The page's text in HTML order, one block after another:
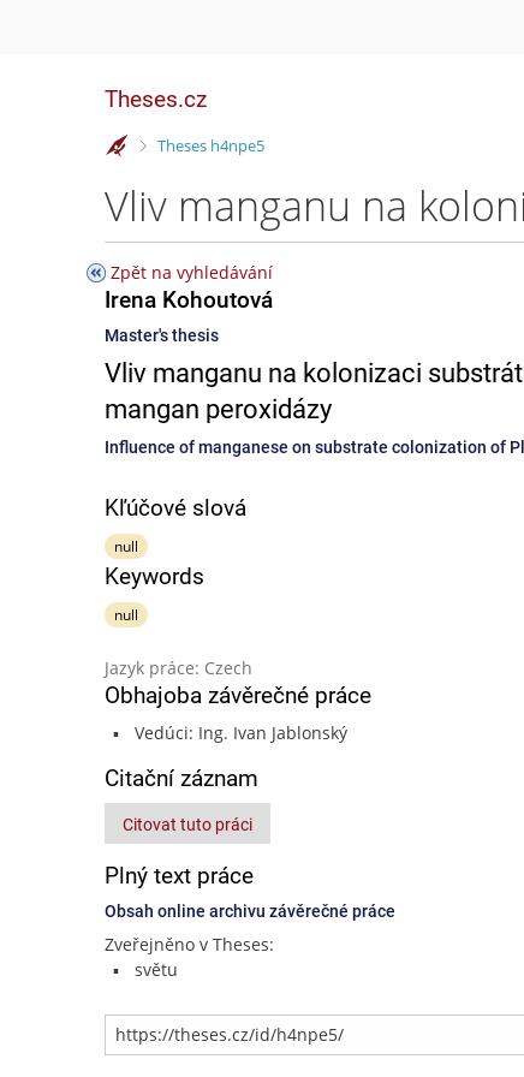
Theses.cz
>
Theses h4npe5
Zpět na vyhledávání
Irena Kohoutová
Master's thesis
Vliv manganu na kolonizaci
mangan peroxidázy
Influence of manganese on substrate colonization of
Kľúčové slová
null
Keywords
null
Jazyk práce: Czech
Obhajoba závěrečné práce
Vedúci: Ing. Ivan Jablonský
Citační záznam
Citovat tuto práci
Plný text práce
Obsah online archivu závěrečné práce
Zveřejněno v Theses:
světu